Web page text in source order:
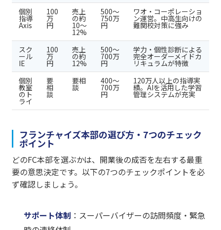
個別
指導
Axis
100
万
円
売上
の約
10〜
12%
500〜
750万
円
ワオ・コーポレーショ
ン運営。中高生向けの
難関校対策に強み
スク
ール
IE
100
万
円
売上
の約
12%
500〜
700万
円
学力・個性診断による
完全オーダーメイドカ
リキュラムが特徴
個別
教室
のト
ライ
要
相
談
要相
談
400〜
700万
円
120万人以上の指導実
績。AIを活用した学習
管理システムが充実
フランチャイズ本部の選び方・7つのチェック
ポイント
どのFC本部を選ぶかは、開業後の成否を左右する最重
要の意思決定です。以下の7つのチェックポイントを必
ず確認しましょう。
サポート体制 ：スーパーバイザーの訪問頻度・緊急